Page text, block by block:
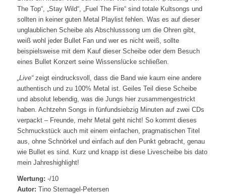
The Top“, „Stay Wild“, „Fuel The Fire“ sind totale Kultsongs und
sollten in keiner guten Metal Playlist fehlen. Was es auf dieser
unglaublichen Scheibe als Abschlusssong um die Ohren gibt,
weiß wohl jeder Bullet Fan und wer es nicht weiß, sollte
beispielsweise mit dem Kauf dieser Scheibe oder dem Besuch
eines Bullet Konzert seine Wissenslücke schließen.
„Live“zeigt eindrucksvoll, dass die Band wie kaum eine andere
authentisch und zu 100% Metal ist. Geiles Teil diese Scheibe
und absolut lebendig, was die Jungs hier zusammengestrickt
haben. Achtzehn Songs in fünfundsiebzig Minuten auf zwei CDs
verpackt – Freunde, mehr Metal geht nicht! So kommt dieses
Schmuckstück auch mit einem einfachen, pragmatischen Titel
aus, ohne Schnörkel und einfach auf den Punkt gebracht, genau
wie Bullet es sind. Kurz und knapp ist diese Livescheibe bis dato
mein Jahreshighlight!
Wertung: -/10
Autor: Tino Sternagel-Petersen